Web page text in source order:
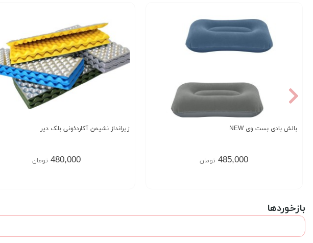
بالش بادی بست وی NEW
485,000 تومان
زیرانداز نشیمن آکاردئونی بلک دیر
480,000 تومان
بازخوردها